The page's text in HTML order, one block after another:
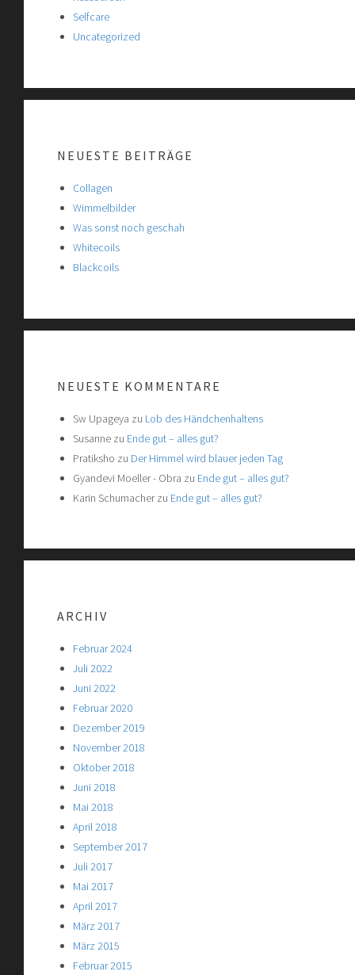
Selfcare
Uncategorized
NEUESTE BEITRÄGE
Collagen
Wimmelbilder
Was sonst noch geschah
Whitecoils
Blackcoils
NEUESTE KOMMENTARE
Sw Upageya zu Lob des Händchenhaltens
Susannezu Ende gut – alles gut?
Pratiksho zu Der Himmel wird blauer jeden Tag
Gyandevi Moeller - Obra zu Ende gut – alles gut?
Karin Schumacherzu Ende gut – alles gut?
ARCHIV
Februar 2024
Juli 2022
Juni 2022
Februar 2020
Dezember 2019
November 2018
Oktober 2018
Juni 2018
Mai 2018
April 2018
September 2017
Juli 2017
Mai 2017
April 2017
März 2017
März 2015
Februar 2015